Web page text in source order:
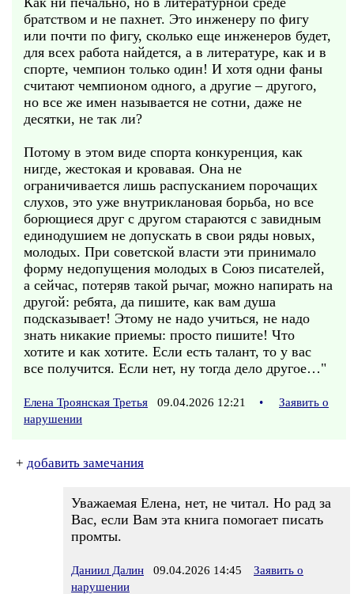
братством и не пахнет. Это инженеру по фигу
или почти по фигу, сколько еще инженеров будет,
для всех работа найдется, а в литературе, как и в
спорте, чемпион только один! И хотя одни фаны
считают чемпионом одного, а другие – другого,
но все же имен называется не сотни, даже не
десятки, не так ли?
Потому в этом виде спорта конкуренция, как
нигде, жестокая и кровавая. Она не
ограничивается лишь распусканием порочащих
слухов, это уже внутриклановая борьба, но все
борющиеся друг с другом стараются с завидным
единодушием не допускать в свои ряды новых,
молодых. При советской власти эти принимало
форму недопущения молодых в Союз писателей,
а сейчас, потеряв такой рычаг, можно напирать на
другой: ребята, да пишите, как вам душа
подсказывает! Этому не надо учиться, не надо
знать никакие приемы: просто пишите! Что
хотите и как хотите. Если есть талант, то у вас
все получится. Если нет, ну тогда дело другое…"
Елена Троянская Третья 09.04.2026 12:21 •
Заявить о
нарушении
+ добавить замечания
Уважаемая Елена, нет, не читал. Но рад за
Вас, если Вам эта книга помогает писать
промты.
Даниил Далин 09.04.2026 14:45
Заявить о
нарушении